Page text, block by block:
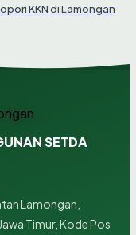
KKN di Lamongan
SETDA
Lamongan,
Timur, Kode Pos